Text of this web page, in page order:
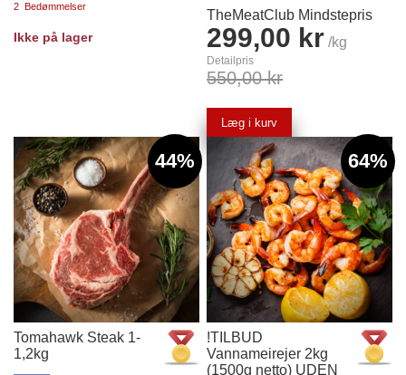
2 Bedømmelser
Ikke på lager
TheMeatClub Mindstepris
299,00 kr /kg
Detailpris
550,00 kr
Læg i kurv
44%
Tomahawk Steak 1-
1,2kg
64%
!TILBUD
Vannameirejer 2kg
(1500g netto) UDEN